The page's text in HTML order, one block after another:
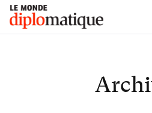
Skip
content
Le monde diplomatique